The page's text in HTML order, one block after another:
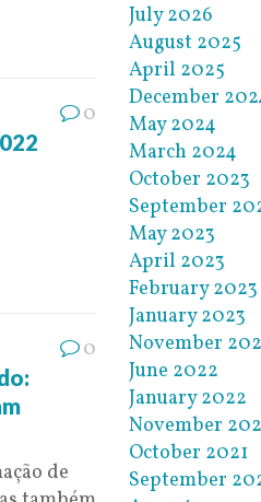
0
0
de
July 2026
August 2025
April 2025
December
May 2024
March 2024
October 2023
September
May 2023
April 2023
February 2023
January 2023
November
June 2022
January 2022
November
October 2021
September